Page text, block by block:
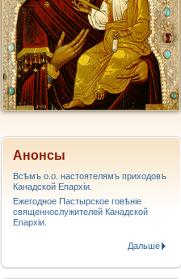
Анонсы
Всѣмъ о.о. настоятелямъ приходовъ
Канадской Епархiи.
Ежегодное Пастырское говѣніе
священнослужителей Канадской
Епархіи.
Дальше